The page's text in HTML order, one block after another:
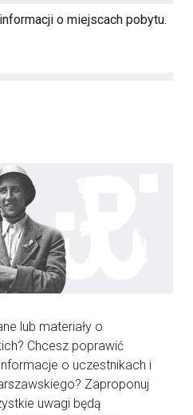
o miejscach pobytu.
lub materiały o
Chcesz poprawić
o uczestnikach i
Zaproponuj
uwagi będą